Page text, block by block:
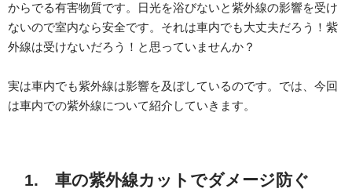
からでる有害物質です。日光を浴びないと紫外線の影響を受け
ないので室内なら安全です。それは車内でも大丈夫だろう！紫
外線は受けないだろう！と思っていませんか？
実は車内でも紫外線は影響を及ぼしているのです。では、今回
は車内での紫外線について紹介していきます。
1. 車の紫外線カットでダメージ防ぐ